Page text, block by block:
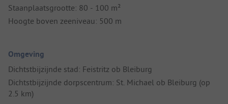
Staanplaatsgrootte: 80 - 100 m²
Hoogte boven zeeniveau: 500 m
Omgeving
Dichtstbijzijnde stad: Feistritz ob Bleiburg
Dichtstbijzijnde dorpscentrum: St. Michael ob Bleiburg (op
2.5 km)